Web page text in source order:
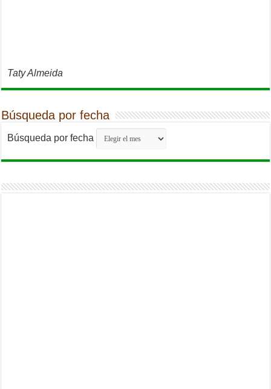
Taty Almeida
Búsqueda por fecha
Búsqueda por fecha